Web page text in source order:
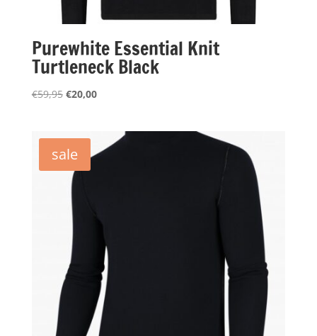
Purewhite Essential Knit
Turtleneck Black
€59,95 Oorspronkelijke
€59,95.
€20,00Huidige
€20,00.
sale